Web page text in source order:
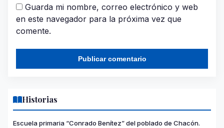
Guarda mi nombre, correo electrónico y web
en este navegador para la próxima vez que
comente.
Historias
Escuela primaria “Conrado Benítez” del poblado de Chacón.